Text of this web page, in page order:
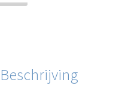
Beschrijving